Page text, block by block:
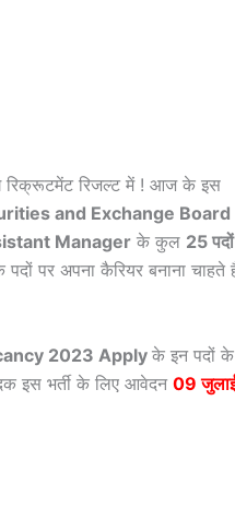
रिक्रूटमेंट रिजल्ट में ! आज के इस
and Exchange Board
Manager के कुल 25 पदों
पदों पर अपना कैरियर बनाना चाहते
2023 Apply के इन पदों के
इस भर्ती के लिए आवेदन 09